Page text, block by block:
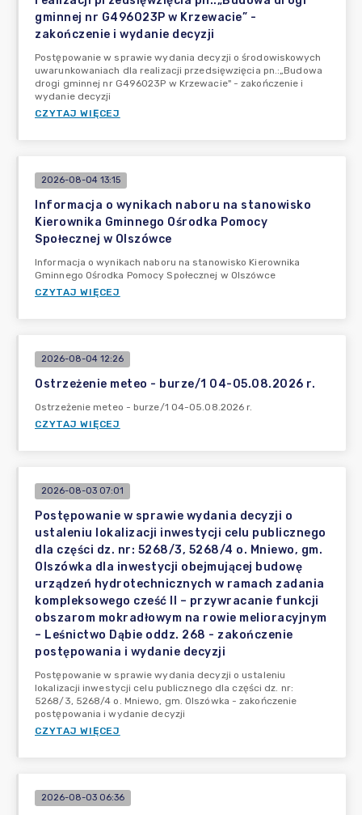
gminnej nr G496023P w Krzewacie” -
zakończenie i wydanie decyzji
Postępowanie w sprawie wydania decyzji o środowiskowych
uwarunkowaniach dla realizacji przedsięwzięcia pn.:„Budowa
drogi gminnej nr G496023P w Krzewacie" - zakończenie i
wydanie decyzji
CZYTAJ WIĘCEJ
2026-08-04 13:15
Informacja o wynikach naboru na stanowisko
Kierownika Gminnego Ośrodka Pomocy
Społecznej w Olszówce
Informacja o wynikach naboru na stanowisko Kierownika
Gminnego Ośrodka Pomocy Społecznej w Olszówce
CZYTAJ WIĘCEJ
2026-08-04 12:26
Ostrzeżenie meteo - burze/1 04-05.08.2026 r.
Ostrzeżenie meteo - burze/1 04-05.08.2026 r.
CZYTAJ WIĘCEJ
2026-08-03 07:01
Postępowanie w sprawie wydania decyzji o
ustaleniu lokalizacji inwestycji celu publicznego
dla części dz. nr: 5268/3, 5268/4 o. Mniewo, gm.
Olszówka dla inwestycji obejmującej budowę
urządzeń hydrotechnicznych w ramach zadania
kompleksowego cześć II – przywracanie funkcji
obszarom mokradłowym na rowie melioracyjnym
– Leśnictwo Dąbie oddz. 268 - zakończenie
postępowania i wydanie decyzji
Postępowanie w sprawie wydania decyzji o ustaleniu
lokalizacji inwestycji celu publicznego dla części dz. nr:
5268/3, 5268/4 o. Mniewo, gm. Olszówka - zakończenie
postępowania i wydanie decyzji
CZYTAJ WIĘCEJ
2026-08-03 06:36